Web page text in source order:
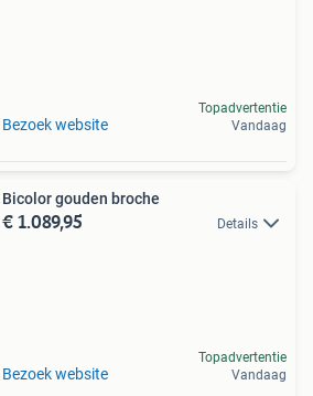
Bezoek website
Topadvertentie
Vandaag
Bicolor gouden broche
€ 1.089,95 Details
Bezoek website
Topadvertentie
Vandaag